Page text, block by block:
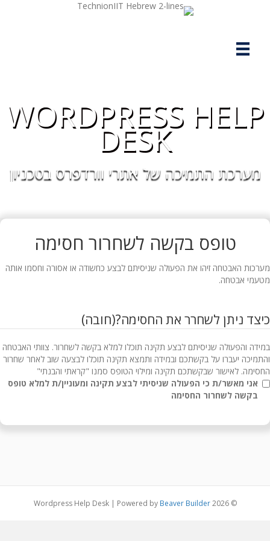
WORDPRESS HELP
DESK
מערכת התמיכה של אתרי וורדפרס בטכניון
טופס בקשה לשחרור חסימה
מערכות האבטחה זיהו את הפעולה שניסיתם לבצע כחשודה או אסורה וחסמו אותה
מטעמי אבטחה.
כיצד ניתן לשחרר את החסימה?(חובה)
במידה והפעולה שניסיתם לבצע תקינה תוכלו למלא בקשה לשחרור. צוותי האבטחה
והתמיכה יעברו על בקשתכם ובמידה ותמצא תקינה תוכלו לבצעה שוב לאחר שחרור
החסימה. לאישור שבקשתכם תקינה ומילוי הטופס סמנו "קראתי והבנתי"
אני מאשר/ת כי הפעולה שניסיתי לבצע תקינה ומעוניין/ת למלא טופס
בקשה לשחרור החסימה
© 2026 Wordpress Help Desk
| Powered by Beaver Builder